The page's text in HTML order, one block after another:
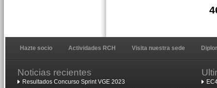
Hazte socio Actividades RCH Visita nuestra sede
Noticias recientes
Resultados Concurso Sprint VGE 2023